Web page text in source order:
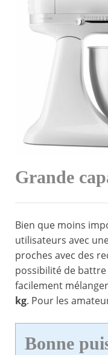
Grande
Bien que moins
utilisateurs avec
proches avec des
possibilité de
facilement
kg. Pour les
Bonne